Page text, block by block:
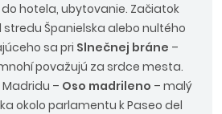
hotela, ubytovanie. Začiatok
Španielska alebo nultého
sa pri Slnečnej bráne –
považujú za srdce mesta.
– Oso madrileno – malý
okolo parlamentu k Paseo del